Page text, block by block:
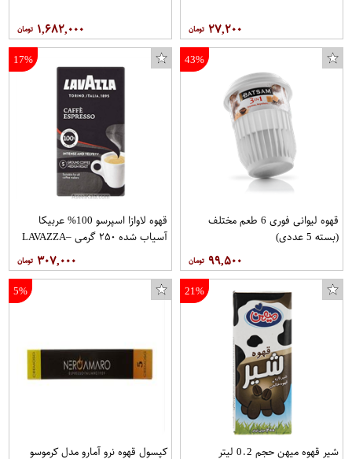
۲۷,۲۰۰ ۱,۶۸۲,۰۰۰
43%
قهوه لیوانی فوری 6 طعم مختلف
(بسته 5 عددی)
۹۹,۵۰۰
17%
قهوه لاوازا اسپرسو 100% عربیکا
آسیاب شده ۲۵۰ گرمی –LAVAZZA
۳۰۷,۰۰۰
21%
شیر قهوه میهن حجم 0.2 لیتر
5%
کپسول قهوه نرو آمارو مدل کرموسو